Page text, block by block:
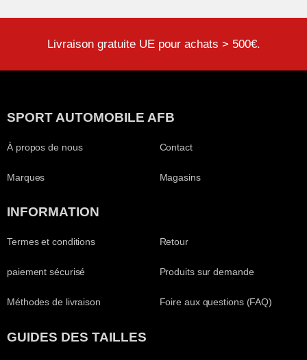
Livraison gratuite UE pour achats > 500€.
SPORT AUTOMOBILE AFB
À propos de nous
Marques
Contact
Magasins
INFORMATION
Termes et conditions
paiement sécurisé
Méthodes de livraison
Retour
Produits sur demande
Foire aux questions (FAQ)
GUIDES DES TAILLES